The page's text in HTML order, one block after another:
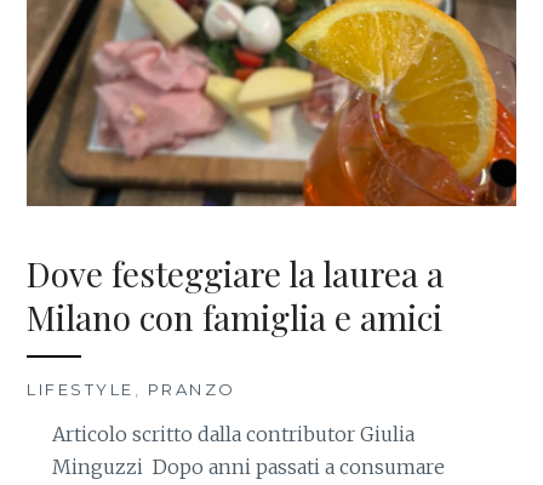
Dove festeggiare la laurea a
Milano con famiglia e amici
LIFESTYLE PRANZO
Articolo scritto dalla contributor Giulia
Minguzzi Dopo anni passati a consumare